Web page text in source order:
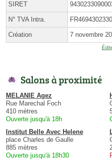
SIRET
N° TVA Intra.
Création 7 novembre
Salons à proximité
MELANIE Agez
Rue Marechal Foch
410 mètres
Ouverte jusqu'à 18h
Institut Belle Avec Helene
place Charles de Gaulle
885 mètres
Ouverte jusqu'à 18h30